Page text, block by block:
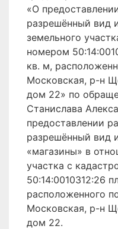
«О
разрешённый вид
земельного
номером
кв. м,
Московская, р-н
дом 22» по
Станислава
предоставлении
разрешённый вид
«магазины» в
участка с
50:14:0010312:26
расположенного
Московская, р-н
дом 22.